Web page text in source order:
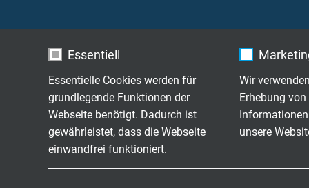
Essentiell
Essentielle Cookies werden für
grundlegende Funktionen der
Webseite benötigt. Dadurch ist
gewährleistet, dass die Webseite
einwandfrei funktioniert.
Wir
Erhebung
unsere
Schadstofffreiheit
ABMESSUNGEN